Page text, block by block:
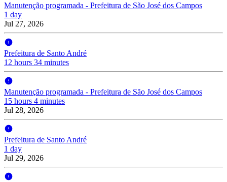
Manutenção programada - Prefeitura de São José dos Campos
1 day
Jul 27, 2026
Prefeitura de Santo André
12 hours 34 minutes
Manutenção programada - Prefeitura de São José dos Campos
15 hours 4 minutes
Jul 28, 2026
Prefeitura de Santo André
1 day
Jul 29, 2026